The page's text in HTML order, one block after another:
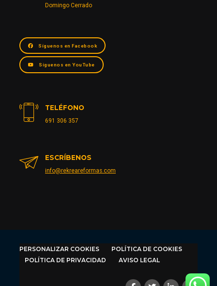
Domingo Cerrado
Síguenos en Facebook
Síguenos en YouTube
TELÉFONO
691 306 357
ESCRÍBENOS
info@rekreareformas.com
PERSONALIZAR COOKIES
POLÍTICA DE COOKIES
POLÍTICA DE PRIVACIDAD
AVISO LEGAL